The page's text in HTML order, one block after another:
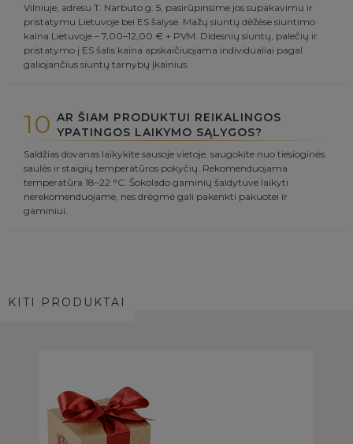
Vilniuje, adresu T. Narbuto g. 5, pasirūpinsime jos supakavimu ir
pristatymu Lietuvoje bei ES šalyse. Mažų siuntų dėžėse siuntimo
kaina Lietuvoje – 7,00–12,00 € + PVM. Didesnių siuntų, palečių ir
pristatymo į ES šalis kaina apskaičiuojama individualiai pagal
galiojančius siuntų tarnybų įkainius.
10 AR ŠIAM PRODUKTUI REIKALINGOS
YPATINGOS LAIKYMO SĄLYGOS?
Saldžias dovanas laikykite sausoje vietoje, saugokite nuo tiesioginės
saulės ir staigių temperatūros pokyčių. Rekomenduojama
temperatūra 18–22 °C. Šokolado gaminių šaldytuve laikyti
nerekomenduojame, nes drėgmė gali pakenkti pakuotei ir
gaminiui.
KITI PRODUKTAI